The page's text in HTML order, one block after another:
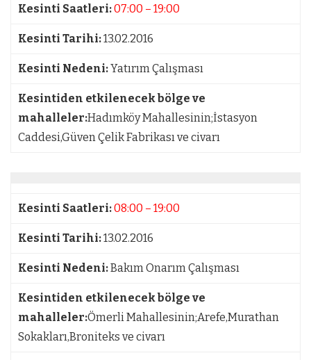
Kesinti Saatleri:07:00 – 19:00
Kesinti Tarihi:13.02.2016
Kesinti Nedeni:Yatırım Çalışması
Kesintiden etkilenecek bölge ve
mahalleler:Hadımköy Mahallesinin;İstasyon
Caddesi,Güven Çelik Fabrikası ve civarı
Kesinti Saatleri:08:00 – 19:00
Kesinti Tarihi:13.02.2016
Kesinti Nedeni:Bakım Onarım Çalışması
Kesintiden etkilenecek bölge ve
mahalleler:Ömerli Mahallesinin;Arefe,Murathan
Sokakları,Broniteks ve civarı